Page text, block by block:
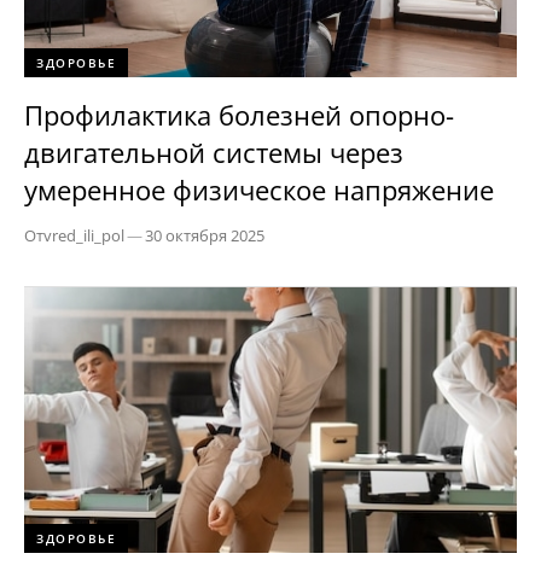
ЗДОРОВЬЕ
Профилактика болезней опорно-
двигательной системы через
умеренное физическое напряжение
Отvred_ili_pol—30 октября 2025
ЗДОРОВЬЕ